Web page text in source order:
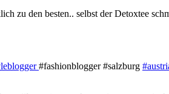
zu den besten.. selbst der Detoxtee
#fashionblogger #salzburg